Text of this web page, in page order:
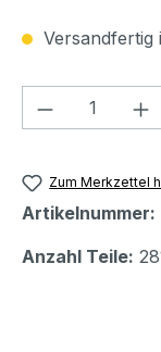
Versandfertig
Produkt
Zum Merkzettel
Artikelnummer:
Anzahl Teile: